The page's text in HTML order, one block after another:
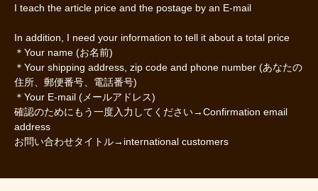
I teach the article price and the postage by an E-mail
In addition, I need your information to tell it about a total price
＊Your name (お名前)
＊Your shipping address, zip code and phone number (あなたの
住所、郵便番号、電話番号)
＊Your E-mail (メールアドレス)
確認のためにもう一度入力してください→Confirmation email
address
お問い合わせタイトル→international customers